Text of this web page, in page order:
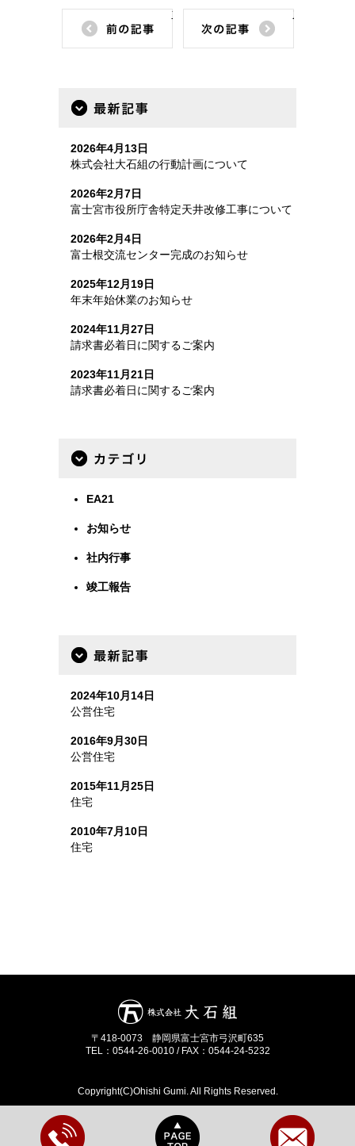
前の記事
株式会社大石組の行動計画について
2026年4月13日
富士宮市役所庁舎特定天井改修工事について
2026年2月7日
富士根交流センター完成のお知らせ
2026年2月4日
年末年始休業のお知らせ
2025年12月19日
請求書必着日に関するご案内
2024年11月27日
請求書必着日に関するご案内
2023年11月21日
EA21
お知らせ
社内行事
竣工報告
公営住宅
2024年10月14日
公営住宅
2016年9月30日
住宅
2015年11月25日
住宅
2010年7月10日
0544260010
〒418-0073 静岡県富士宮市弓沢町635
TEL：0544-26-0010 / FAX：0544-24-5232
Copyright(C)Ohishi Gumi. All Rights Reserved.